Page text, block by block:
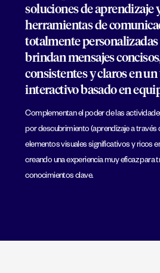
soluciones de aprendizaje
herramientas de
totalmente personalizadas
brindan mensajes
consistentes y claros en
interactivo basado en
Complementan el poder de las
por descubrimiento (aprendizaje a través
elementos visuales significativos y ricos
creando una experiencia muy eficaz para
conocimientos clave.